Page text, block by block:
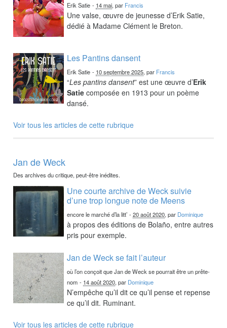
Erik Satie - 14 mai, par Francis
Une valse, œuvre de jeunesse d’Erik Satie,
dédié à Madame Clément le Breton.
Les Pantins dansent
Erik Satie - 10 septembre 2025, par Francis
“Les pantins dansent” est une œuvre d’Erik
Satie composée en 1913 pour un poème
dansé.
Voir tous les articles de cette rubrique
Jan de Weck
Des archives du critique, peut-être inédites.
Une courte archive de Weck suivie
d’une trop longue note de Meens
encore le marché d’la litt’ -20 août 2020, par Dominique
à propos des éditions de Bolaño, entre autres
pris pour exemple.
Jan de Weck se fait l’auteur
où l’on conçoit que Jan de Weck se pourrait être un prête-
nom - 14 août 2020, par Dominique
N’empêche qu’il dit ce qu’il pense et repense
ce qu’il dit. Ruminant.
Voir tous les articles de cette rubrique